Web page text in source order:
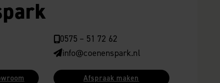
0575 – 51 72 62
info@coenenspark.nl
Afspraak maken